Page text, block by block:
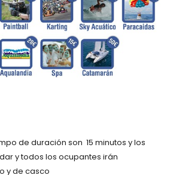
de duración son 15 minutos y los
y todos los ocupantes irán
y de casco